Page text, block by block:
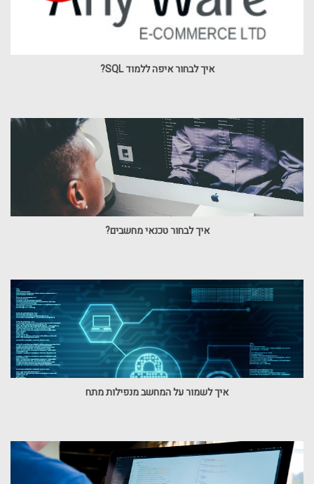
איך לבחור איפה ללמוד SQL?
איך לבחור טכנאי מחשבים?
איך לשמור על המחשב מנפילות מתח